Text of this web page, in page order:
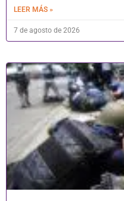
LEER MÁS »
7 de agosto de 2026